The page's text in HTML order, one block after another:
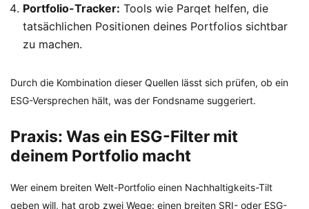
Portfolio-Tracker: Tools wie Parqet helfen, die
tatsächlichen Positionen deines Portfolios sichtbar
zu machen.
Durch die Kombination dieser Quellen lässt sich prüfen, ob ein
ESG-Versprechen hält, was der Fondsname suggeriert.
Praxis: Was ein ESG-Filter mit
deinem Portfolio macht
Wer einem breiten Welt-Portfolio einen Nachhaltigkeits-Tilt
geben will, hat grob zwei Wege: einen breiten SRI- oder ESG-